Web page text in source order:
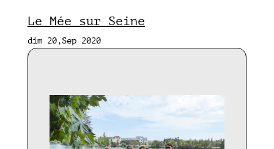
Le Mée sur Seine
dim 20,Sep 2020